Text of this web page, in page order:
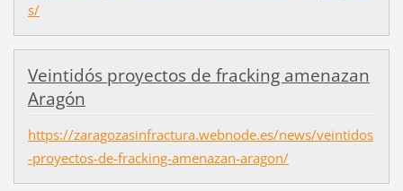
s/
Veintidós proyectos de fracking amenazan
Aragón
https://zaragozasinfractura.webnode.es/news/veintidos
-proyectos-de-fracking-amenazan-aragon/